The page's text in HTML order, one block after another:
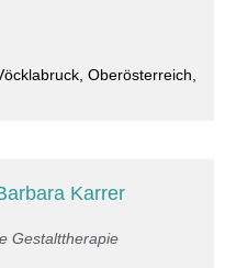
Oberösterreich,
Karrer
Gestalttherapie